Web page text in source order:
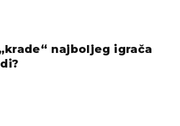
najboljeg igrača